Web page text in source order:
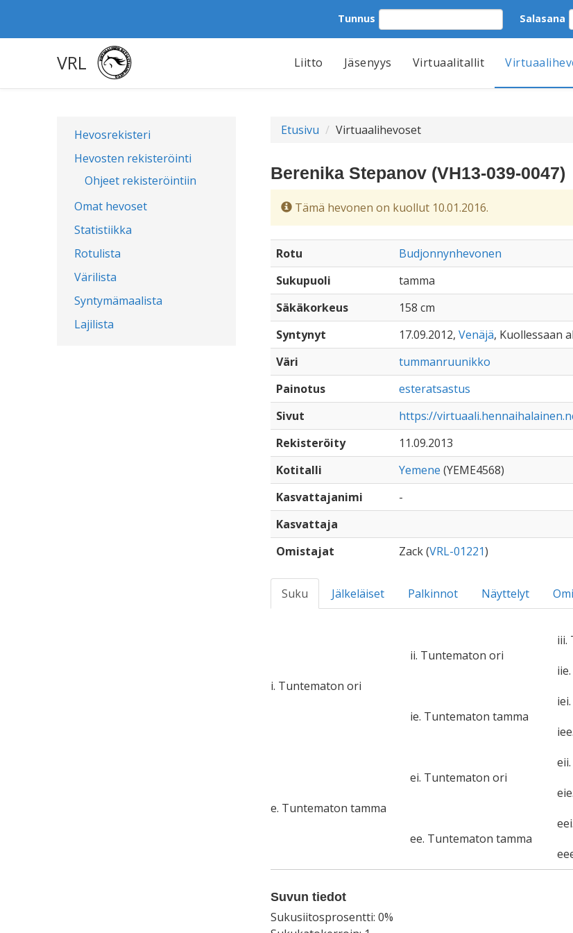
Tunnus Salasana
VRL Liitto Jäsenyys Virtuaalitallit
Hevosrekisteri
Hevosten rekisteröinti
Ohjeet rekisteröintiin
Omat hevoset
Statistiikka
Rotulista
Värilista
Syntymämaalista
Lajilista
Etusivu Virtuaalihevoset
Berenika Stepanov (VH13-039-0047)
Tämä hevonen on kuollut 10.01.2016.
Rotu
Budjonnynhevonen
Sukupuoli
tamma
Säkäkorkeus
158 cm
Syntynyt
17.09.2012, Venäjä, Kuollessaan
Väri
tummanruunikko
Painotus
esteratsastus
Sivut
https://
Rekisteröity
11.09.2013
Kotitalli
Yemene (YEME4568)
Kasvattajanimi
-
Kasvattaja
Omistajat
Zack (VRL-01221)
Suku Jälkeläiset Palkinnot Näyttelyt
i. Tuntematon ori
ii. Tuntematon ori
iii.
ie. Tuntematon tamma
e. Tuntematon tamma
ei. Tuntematon ori
ee. Tuntematon tamma
Suvun tiedot
Sukusiitosprosentti: 0%